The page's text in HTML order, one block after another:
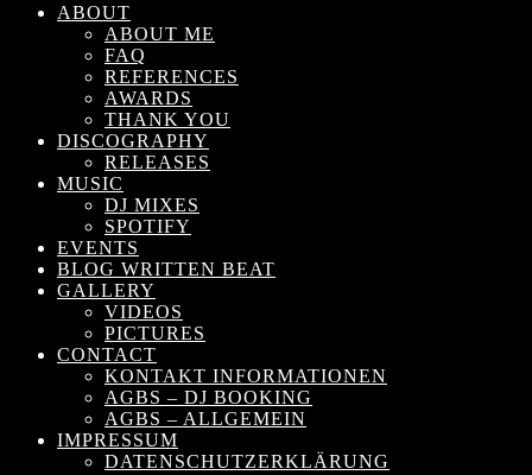
ABOUT
ABOUT ME
FAQ
REFERENCES
AWARDS
THANK YOU
DISCOGRAPHY
RELEASES
MUSIC
DJ MIXES
SPOTIFY
EVENTS
BLOG WRITTEN BEAT
GALLERY
VIDEOS
PICTURES
CONTACT
KONTAKT INFORMATIONEN
AGBS – DJ BOOKING
AGBS – ALLGEMEIN
IMPRESSUM
DATENSCHUTZERKLÄRUNG